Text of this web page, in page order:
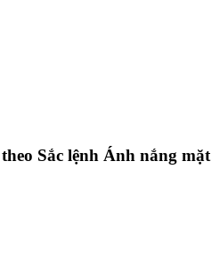
Sắc lệnh Ánh nắng mặt